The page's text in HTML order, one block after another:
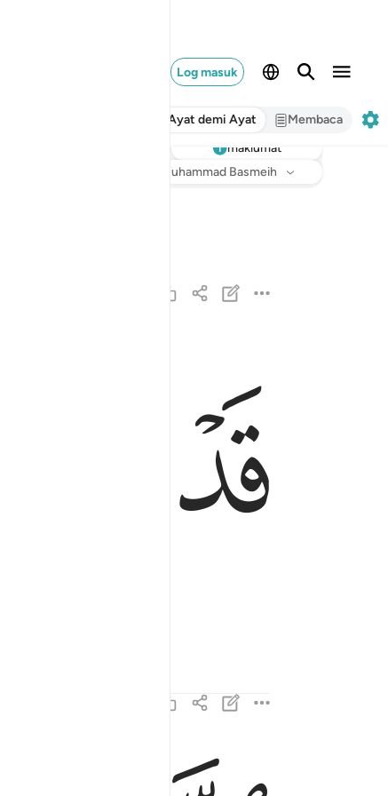
Log masuk
Ayat demi Ayat Membaca
maklumat
: Abdullah Muhammad Basmeih
ﱁ
الذين هم في صلاتهم خاشعون ٢
ٱلَّذِينَ هُمْ فِى صَلَاتِهِمْ خَـٰشِعُونَ ٢